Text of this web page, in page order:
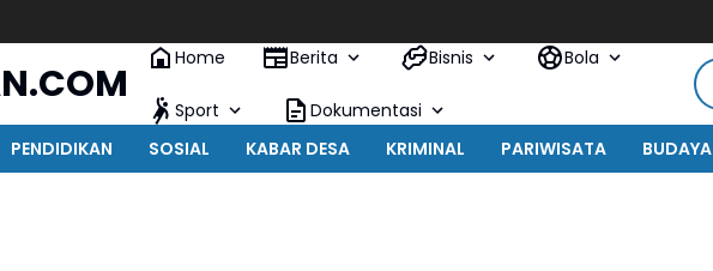
Home Berita Bisnis Bola
Sport
Dokumentasi
PENDIDIKAN SOSIAL KABAR DESA KRIMINAL PARIWISATA BUDAYA